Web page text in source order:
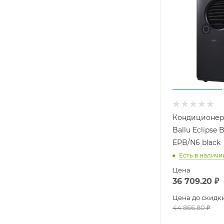
Ballu Eclipse
EPB/N6 black
Есть в
Цена
36 709.20 ₽
Цена до
44 866.80₽